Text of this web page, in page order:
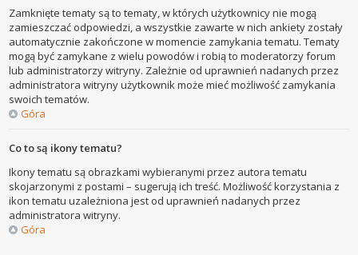
Zamknięte tematy są to tematy, w których użytkownicy nie mogą
zamieszczać odpowiedzi, a wszystkie zawarte w nich ankiety zostały
automatycznie zakończone w momencie zamykania tematu. Tematy
mogą być zamykane z wielu powodów i robią to moderatorzy forum
lub administratorzy witryny. Zależnie od uprawnień nadanych przez
administratora witryny użytkownik może mieć możliwość zamykania
swoich tematów.
Góra
Co to są ikony tematu?
Ikony tematu są obrazkami wybieranymi przez autora tematu
skojarzonymi z postami – sugerują ich treść. Możliwość korzystania z
ikon tematu uzależniona jest od uprawnień nadanych przez
administratora witryny.
Góra